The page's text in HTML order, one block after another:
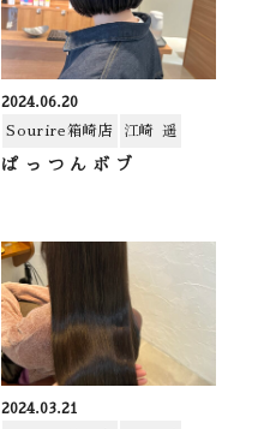
2024.06.20
Sourire箱崎店
江崎 遥
ぱっつんボブ
2024.03.21